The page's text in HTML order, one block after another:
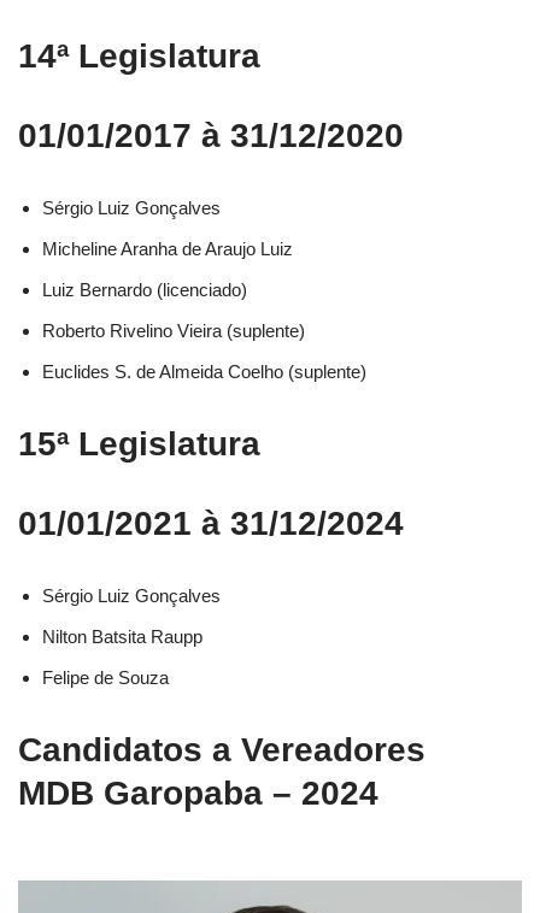
14ª Legislatura
01/01/2017 à 31/12/2020
Sérgio Luiz Gonçalves​
Micheline Aranha de Araujo Luiz​
Luiz Bernardo (licenciado)​
Roberto Rivelino Vieira (suplente)​
Euclides S. de Almeida Coelho (suplente)​
15ª Legislatura
01/01/2021 à 31/12/2024
Sérgio Luiz Gonçalves
Nilton Batsita Raupp
Felipe de Souza
Candidatos a Vereadores
MDB Garopaba – 2024